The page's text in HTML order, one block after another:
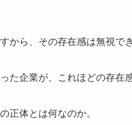
から、その存在感は無視で
た企業が、これほどの存在
正体とは何なのか。